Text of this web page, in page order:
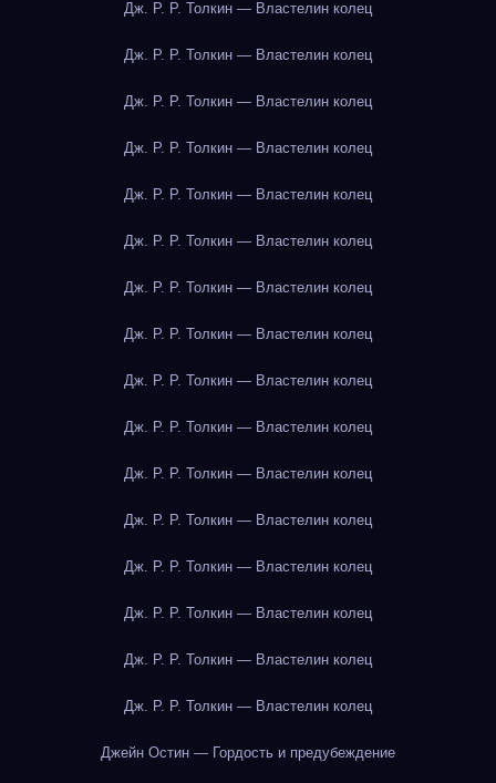
Дж. Р. Р. Толкин — Властелин колец
Дж. Р. Р. Толкин — Властелин колец
Дж. Р. Р. Толкин — Властелин колец
Дж. Р. Р. Толкин — Властелин колец
Дж. Р. Р. Толкин — Властелин колец
Дж. Р. Р. Толкин — Властелин колец
Дж. Р. Р. Толкин — Властелин колец
Дж. Р. Р. Толкин — Властелин колец
Дж. Р. Р. Толкин — Властелин колец
Дж. Р. Р. Толкин — Властелин колец
Дж. Р. Р. Толкин — Властелин колец
Дж. Р. Р. Толкин — Властелин колец
Дж. Р. Р. Толкин — Властелин колец
Дж. Р. Р. Толкин — Властелин колец
Дж. Р. Р. Толкин — Властелин колец
Дж. Р. Р. Толкин — Властелин колец
Джейн Остин — Гордость и предубеждение